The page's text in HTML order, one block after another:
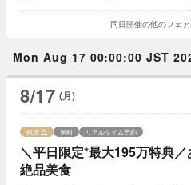
同日開催の他のフェ
Mon Aug 17 00:00:00 JST
8/17 (月)
＼平日限定*最大195万特典
絶品美食
残席 無料 リアルタイム予約